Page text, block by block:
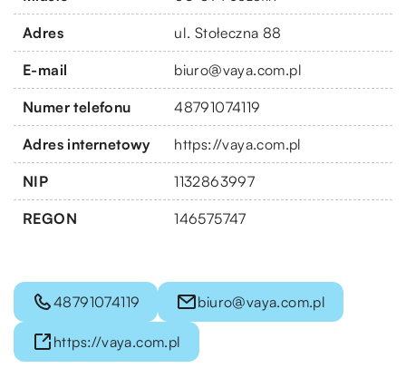
Adres ul. Stołeczna 88
E-mail biuro@vaya.com.pl
Numer telefonu 48791074119
Adres internetowy https://vaya.com.pl
NIP 1132863997
REGON 146575747
48791074119 biuro@vaya.com.pl
https://vaya.com.pl